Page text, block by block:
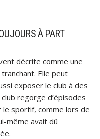
À PART
décrite comme une
Elle peut
exposer le club à des
regorge d’épisodes
le sportif, comme lors de
même avait dû